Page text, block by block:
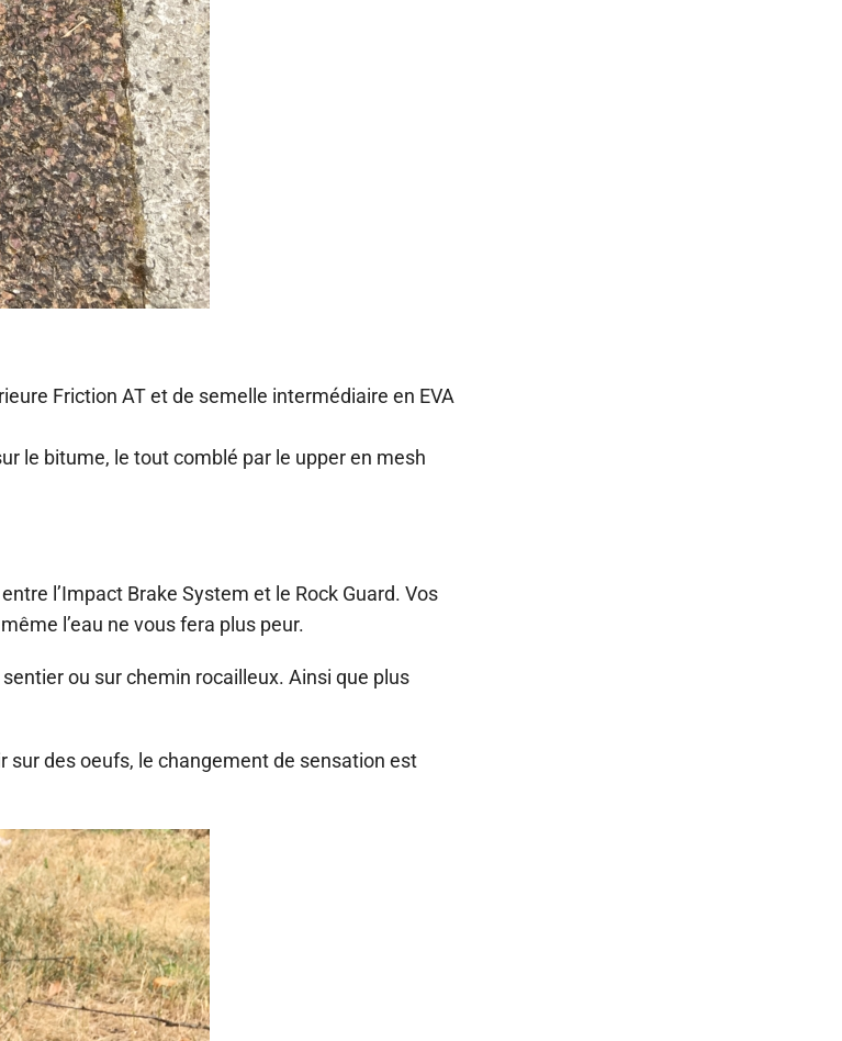
Friction AT et de semelle intermédiaire en EVA
le bitume, le tout comblé par le upper en mesh
l’Impact Brake System et le Rock Guard. Vos
l’eau ne vous fera plus peur.
ou sur chemin rocailleux. Ainsi que plus
des oeufs, le changement de sensation est